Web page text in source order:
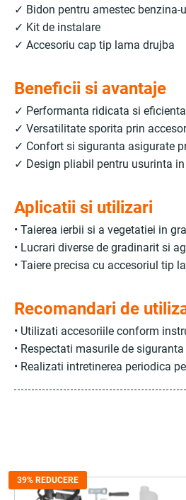
✓ Bidon pentru amestec benzina-
✓ Kit de instalare
✓ Accesoriu cap tip lama drujba
Beneficii si avantaje
✓ Performanta ridicata si
✓ Versatilitate sporita prin
✓ Confort si siguranta asigurate
✓ Design pliabil pentru usurinta
Aplicatii si utilizari
• Taierea ierbii si a vegetatiei in
• Lucrari diverse de gradinarit si
• Taiere precisa cu accesoriul tip
Recomandari de
• Utilizati accesoriile conform
• Respectati masurile de
• Realizati intretinerea periodica
39% REDUCERE